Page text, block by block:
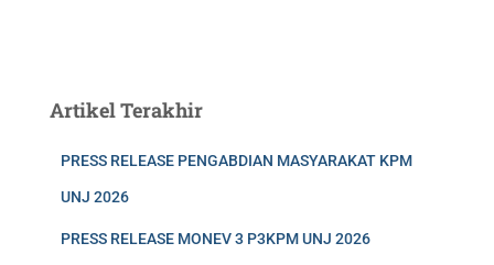
Artikel Terakhir
PRESS RELEASE PENGABDIAN MASYARAKAT KPM
UNJ 2026
PRESS RELEASE MONEV 3 P3KPM UNJ 2026